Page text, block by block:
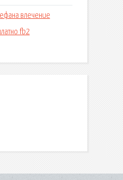
влечение
fb2